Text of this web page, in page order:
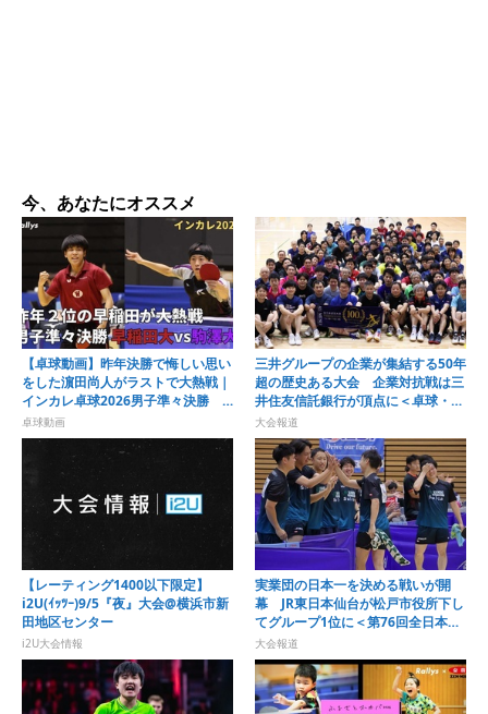
今、あなたにオススメ
【卓球動画】昨年決勝で悔しい思い
をした濵田尚人がラストで大熱戦｜
インカレ卓球2026男子準々決勝
早稲田大vs駒澤大
卓球動画
三井グループの企業が集結する50年
超の歴史ある大会 企業対抗戦は三
井住友信託銀行が頂点に＜卓球・オ
ール三井2026＞
大会報道
【レーティング1400以下限定】
i2U(ｲｯﾂｰ)9/5『夜』大会@横浜市新
田地区センター
i2U大会情報
実業団の日本一を決める戦いが開
幕 JR東日本仙台が松戸市役所下し
てグループ1位に＜第76回全日本実
業団卓球選手権大会＞
大会報道